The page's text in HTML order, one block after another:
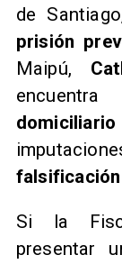
de
prisión
Maipú,
​Si la
presentar